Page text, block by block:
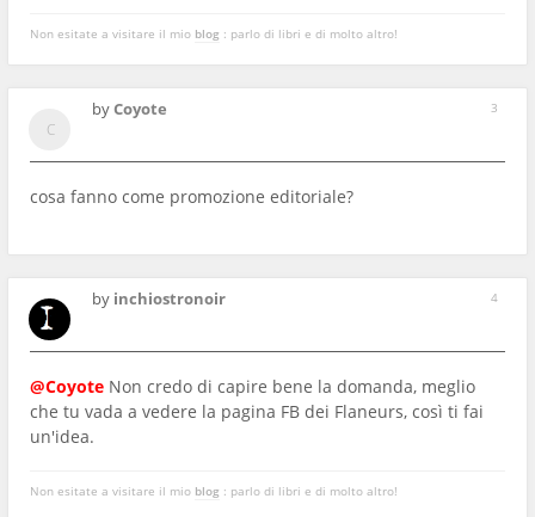
Non esitate a visitare il mio blog : parlo di libri e di molto altro!
3
byCoyote
cosa fanno come promozione editoriale?
4
by inchiostronoir
@Coyote Non credo di capire bene la domanda, meglio
che tu vada a vedere la pagina FB dei Flaneurs, così ti fai
un'idea.
Non esitate a visitare il mio blog : parlo di libri e di molto altro!